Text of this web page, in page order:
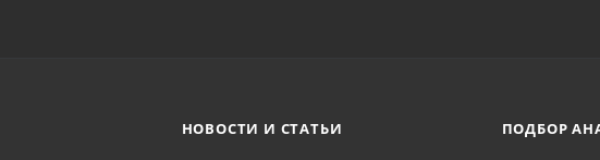
НОВОСТИ И СТАТЬИ ПОДБОР